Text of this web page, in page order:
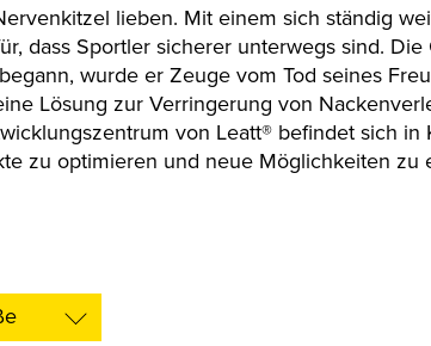
lieben. Mit einem sich ständig
dass Sportler sicherer unterwegs sind.
wurde er Zeuge vom Tod seines
Lösung zur Verringerung von
von Leatt® befindet sich
zu optimieren und neue Möglichkeiten